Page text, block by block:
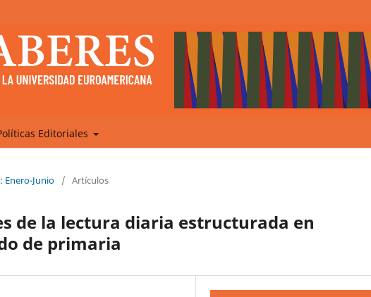
Editoriales
Enero-Junio / Artículos
de la lectura diaria estructurada en
de primaria